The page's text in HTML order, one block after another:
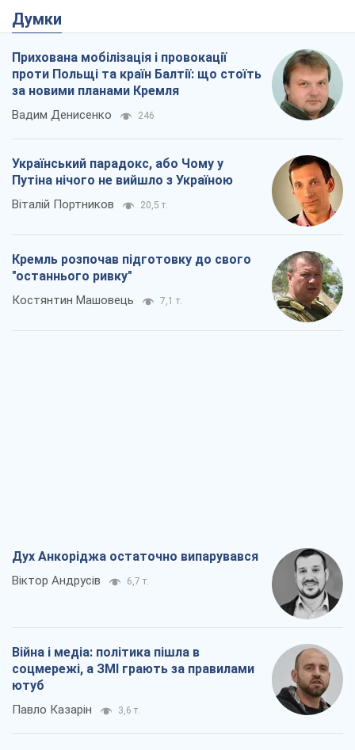
Думки
Прихована мобілізація і провокації
проти Польщі та країн Балтії: що стоїть
за новими планами Кремля
Вадим Денисенко 246
Український парадокс, або Чому у
Путіна нічого не вийшло з Україною
Віталій Портников 20,5 т.
Кремль розпочав підготовку до свого
"останнього ривку"
Костянтин Машовець 7,1 т.
Дух Анкоріджа остаточно випарувався
Віктор Андрусів 6,7 т.
Війна і медіа: політика пішла в
соцмережі, а ЗМІ грають за правилами
ютуб
Павло Казарін 3,6 т.